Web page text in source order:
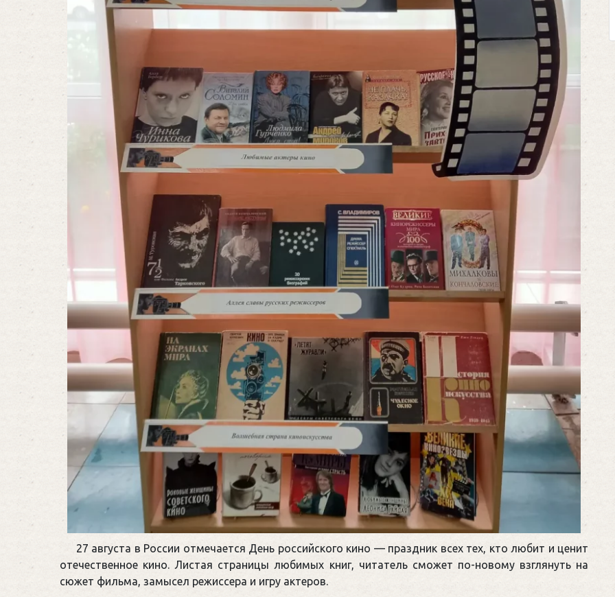
27 августа в России отмечается День российского кино — праздник всех тех, кто любит и ценит
отечественное кино. Листая страницы любимых книг, читатель сможет по-новому взглянуть на
сюжет фильма, замысел режиссера и игру актеров.